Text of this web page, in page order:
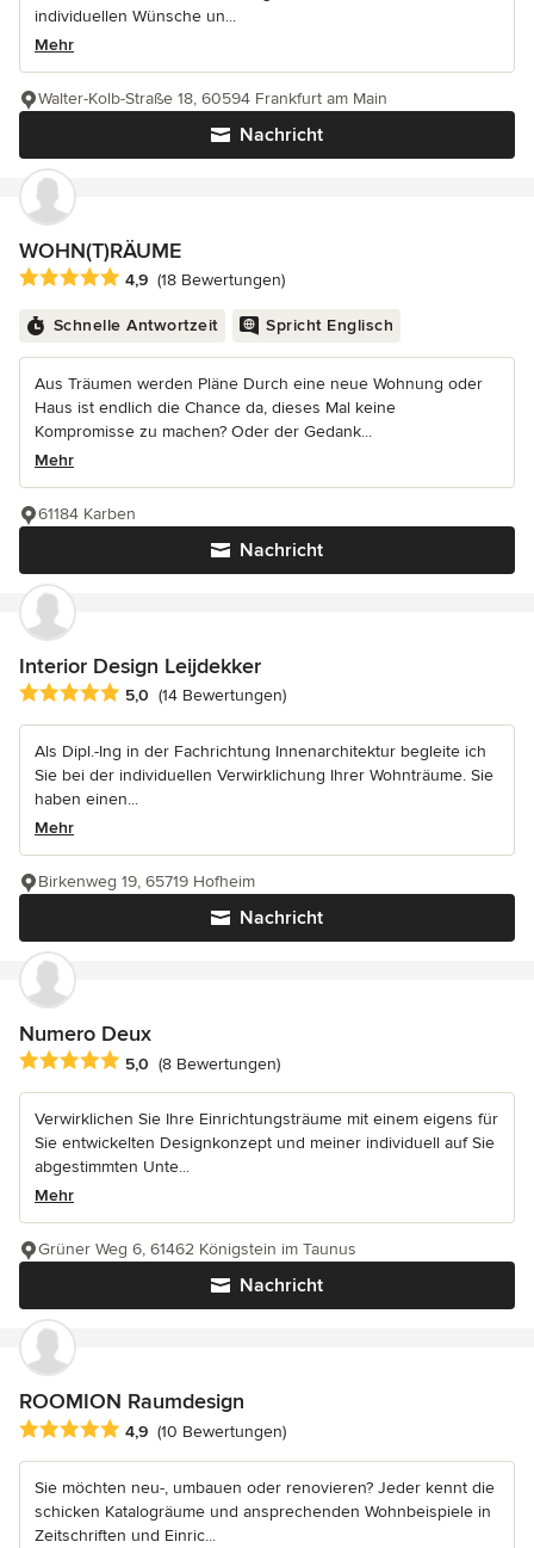
individuellen Wünsche un...
Mehr
Nachricht
Walter-Kolb-Straße 18, 60594 Frankfurt am Main
WOHN(T)RÄUME
Durchschnittliche Bewertung: 4.9 von 5 Sternen
4,9 (18 Bewertungen)
Schnelle Antwortzeit Spricht Englisch
Aus Träumen werden Pläne Durch eine neue Wohnung oder
Haus ist endlich die Chance da, dieses Mal keine
Kompromisse zu machen? Oder der Gedank...
Mehr
Nachricht
61184 Karben
Interior Design Leijdekker
Durchschnittliche Bewertung: 5 von 5 Sternen
5,0 (14 Bewertungen)
Als Dipl.-Ing in der Fachrichtung Innenarchitektur begleite ich
Sie bei der individuellen Verwirklichung Ihrer Wohnträume. Sie
haben einen...
Mehr
Nachricht
Birkenweg 19, 65719 Hofheim
Numero Deux
Durchschnittliche Bewertung: 5 von 5 Sternen
5,0 (8 Bewertungen)
Verwirklichen Sie Ihre Einrichtungsträume mit einem eigens für
Sie entwickelten Designkonzept und meiner individuell auf Sie
abgestimmten Unte...
Mehr
Nachricht
Grüner Weg 6, 61462 Königstein im Taunus
ROOMION Raumdesign
Durchschnittliche Bewertung: 4.9 von 5 Sternen
4,9 (10 Bewertungen)
Sie möchten neu-, umbauen oder renovieren? Jeder kennt die
schicken Katalogräume und ansprechenden Wohnbeispiele in
Zeitschriften und Einric...